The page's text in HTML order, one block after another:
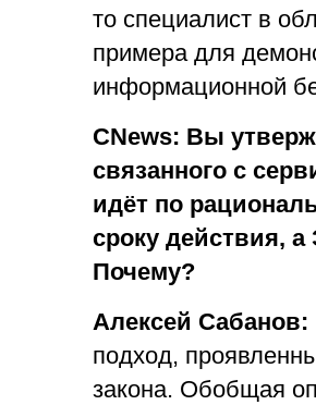
то специалист в
примера для
информационной
CNews: Вы
связанного с
идёт по
сроку действия,
Почему?
Алексей Сабанов:
подход,
закона. Обобщая